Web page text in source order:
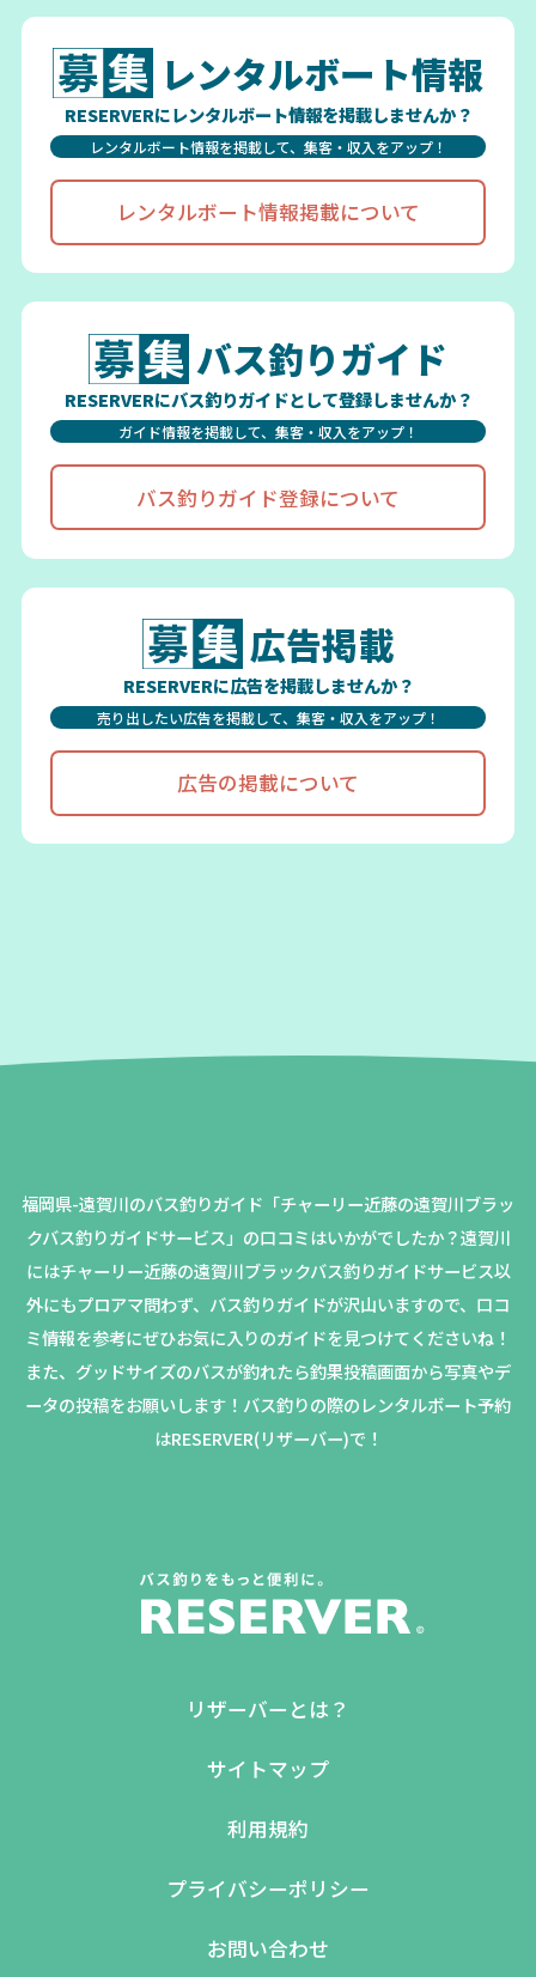
レンタルボート情報
RESERVERにレンタルボート情報を掲載しませんか？
レンタルボート情報を掲載して、集客・収入をアップ！
レンタルボート情報掲載について
バス釣りガイド
RESERVERにバス釣りガイドとして登録しませんか？
ガイド情報を掲載して、集客・収入をアップ！
バス釣りガイド登録について
広告掲載
RESERVERに広告を掲載しませんか？
売り出したい広告を掲載して、集客・収入をアップ！
広告の掲載について
福岡県-遠賀川のバス釣りガイド「チャーリー近藤の遠賀川ブラッ
クバス釣りガイドサービス」の口コミはいかがでしたか？遠賀川
にはチャーリー近藤の遠賀川ブラックバス釣りガイドサービス以
外にもプロアマ問わず、バス釣りガイドが沢山いますので、口コ
ミ情報を参考にぜひお気に入りのガイドを見つけてくださいね！
また、グッドサイズのバスが釣れたら釣果投稿画面から写真やデ
ータの投稿をお願いします！バス釣りの際のレンタルボート予約
はRESERVER(リザーバー)で！
リザーバーとは？
サイトマップ
利用規約
プライバシーポリシー
お問い合わせ